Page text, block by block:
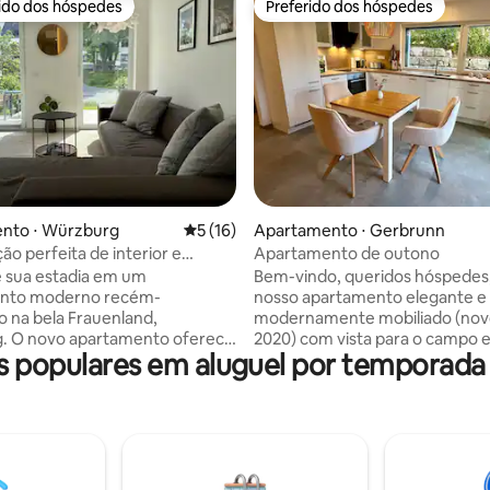
de 5, 185 avaliações
preferidos dos hóspedes
dos hóspedes
⋅ Würzburg 5 de uma avaliação média de 5, 16
5 (16)
perfeita de interior e
estadia em um
moderno recém-
na bela Frauenland,
O novo apartamento oferece
iluminado e acolhedor com
– fresco no verão,
para diversão ao ar livre.
Preferido dos hóspedes
Preferido dos hóspedes
Apartamento ⋅ Gerbrunn
Apartamento de outono
Bem-vindo, queridos
nosso apartamento elegante e
modernamente mobiliado
2020) com vista para o campo
jardim interno. O espaçoso
churrasqueira, cadeira
aquecida de 1,5 m de
proporciona refresco entre
populares em aluguel por